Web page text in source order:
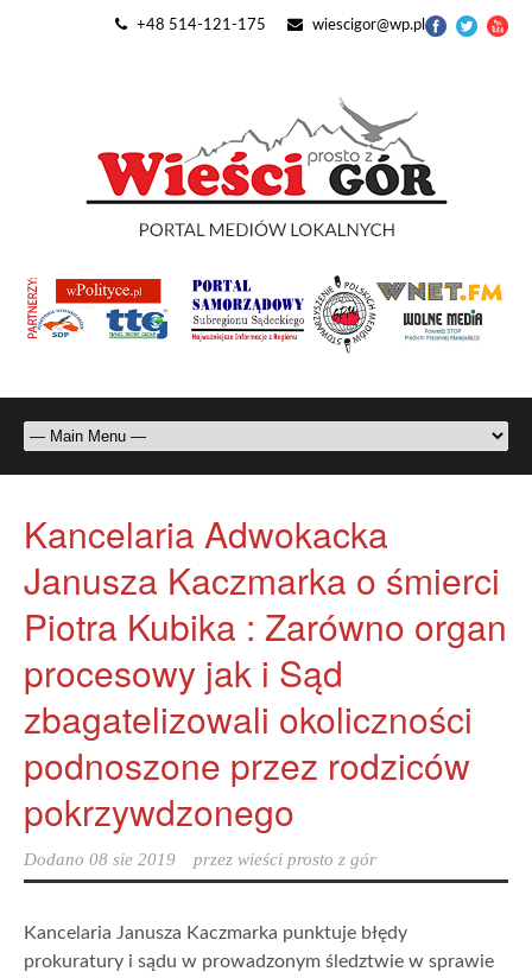
+48 514-121-175 wiescigor@wp.pl
Kancelaria Adwokacka
Janusza Kaczmarka o śmierci
Piotra Kubika : Zarówno organ
procesowy jak i Sąd
zbagatelizowali okoliczności
podnoszone przez rodziców
pokrzywdzonego
Dodano 08 sie 2019 przez wieści prosto z gór
Kancelaria Janusza Kaczmarka punktuje błędy
prokuratury i sądu w prowadzonym śledztwie w sprawie